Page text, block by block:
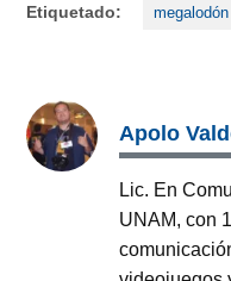
Etiquetado: megalodón
Apolo
Lic. En
UNAM, con